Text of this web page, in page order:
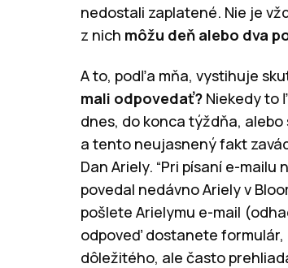
nedostali zaplatené. Nie je
z nich môžu deň alebo dva
A to, podľa mňa, vystihuje
mali odpovedať? Niekedy to
dnes, do konca týždňa,
a tento neujasnený fakt
Dan Ariely. “Pri písaní e-
povedal nedávno Ariely v
pošlete Arielymu e-mail
odpoveď dostanete
dôležitého, ale často